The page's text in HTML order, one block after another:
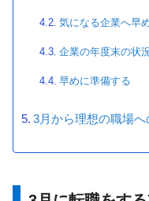
気になる企業へ早
企業の年度末の状
早めに準備する
3月から理想の職場へ